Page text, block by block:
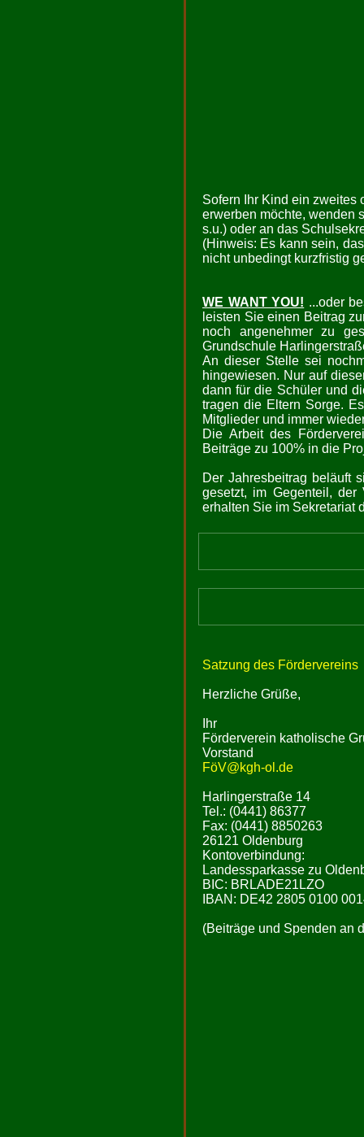
Sofern Ihr Kind ein zweites
erwerben möchte, wenden
s.u.) oder an das
(Hinweis: Es kann sein,
nicht unbedingt kurzfristig
WE WANT YOU! ...oder
leisten Sie einen Beitrag
noch angenehmer zu
Grundschule
An dieser Stelle sei
hingewiesen. Nur auf
dann für die Schüler und
tragen die Eltern Sorge.
Mitglieder und immer
Die Arbeit des
Beiträge zu 100% in die
Der Jahresbeitrag beläuft
gesetzt, im Gegenteil, der
erhalten Sie im Sekretariat
Satzung des Fördervereins
Herzliche Grüße,
Ihr
Förderverein katholische
Vorstand
FöV@kgh-ol.de
Harlingerstraße 14
Tel.: (0441) 86377
Fax: (0441) 8850263
26121 Oldenburg
Kontoverbindung:
Landessparkasse zu
BIC: BRLADE21LZO
IBAN: DE42 2805 0100
(Beiträge und Spenden an